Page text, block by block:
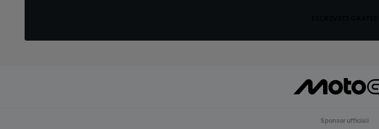
Sponsor ufficiali